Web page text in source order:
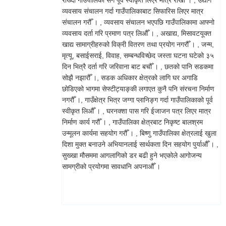
व्यवसाय संचालन गर्दा गाउँपालिकाबाट सिफारिस लिएर मात्र
संचालन गरौँ । , व्यवसाय संचालन भएपछि गाउँपालिकामा आफ्नो
व्यवसाय दर्ता गरि प्रमाण पत्र लिऔँ । , अखाद्य, मिसावटयूक्त
खाद्य सामाग्रीहरुको विक्री वितरण तथा प्रयोग नगरौँ । , जन्म,
मृत्यू, बसाईसराई, विवाह, सम्बन्धविच्छेद जस्ता घटना घटेको ३५
दिन भित्रै दर्ता गरि जरिवाना बाट बचौँ । , छतको पानि सडकमा
सोझै नझारौँ ।, सडक अधिकार क्षेत्रको लागि घर अगाडि
छोडिएको भागमा सेफ्टीट्याङ्की लगाएत कुनै पनि संरचना निर्माण
नगरौँ ।, गाउँक्षेत्र भित्र जग्गा प्लानिङ्ग गर्दा गाउँपालिकाको पूर्व
स्वीकृत लिऔँ । , घरनक्शा पास गरि ईजाजन पत्र लिएर मात्र
निर्माण कार्य गरौँ । , गाउँपालिका क्षेत्रबाट निकृष्ट बालश्रम
उन्मूलन कार्यमा सहयोग गरौँ । , बिष्णु गाउँपालिका क्षेत्रलाई खुला
दिशा मुक्त बनाउने अभियानलाई सार्थकता दिन सहयोग पुर्याऔँ । ,
सुख्खा मौसममा आगलागिको डर बढी हुने भएकोले आगोजन्य
सामग्रीको प्रयोगमा सावधानि अपनाऔँ ।